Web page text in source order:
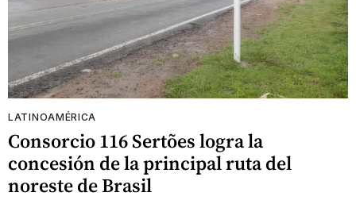
LATINOAMÉRICA
Consorcio 116 Sertões logra la
concesión de la principal ruta del
noreste de Brasil